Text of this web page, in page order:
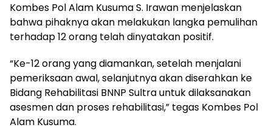
Kombes Pol Alam Kusuma S. Irawan menjelaskan
bahwa pihaknya akan melakukan langka pemulihan
terhadap 12 orang telah dinyatakan positif.
“Ke-12 orang yang diamankan, setelah menjalani
pemeriksaan awal, selanjutnya akan diserahkan ke
Bidang Rehabilitasi BNNP Sultra untuk dilaksanakan
asesmen dan proses rehabilitasi,” tegas Kombes Pol
Alam Kusuma.